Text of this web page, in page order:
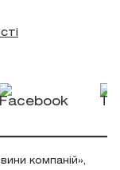
компаній»,